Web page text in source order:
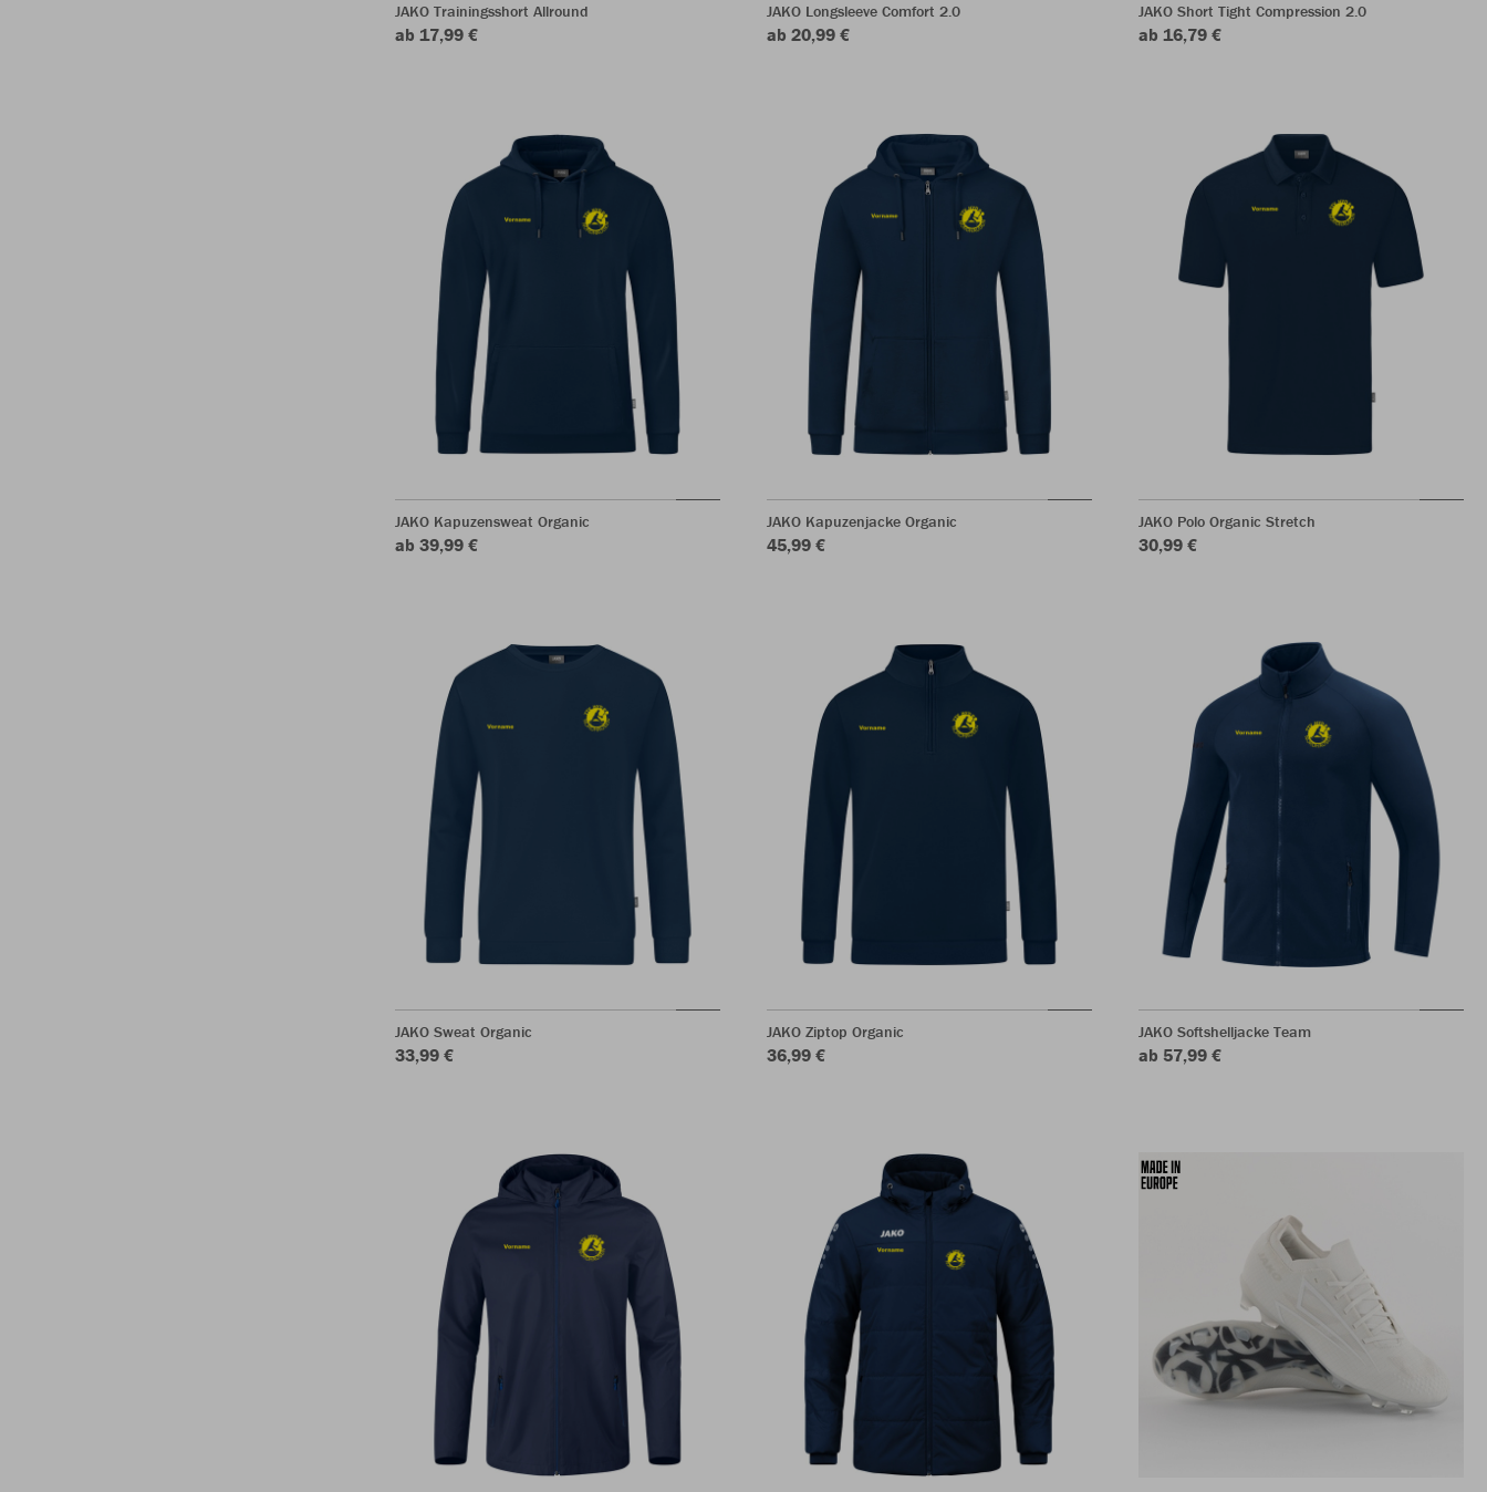
JAKO Trainingsshort Allround
ab 17,99 €
JAKO Longsleeve Comfort 2.0
ab 20,99 €
JAKO Short Tight Compression 2.0
ab 16,79 €
JAKO Kapuzensweat Organic
ab 39,99 €
JAKO Kapuzenjacke Organic
45,99 €
JAKO Polo Organic Stretch
30,99 €
JAKO Sweat Organic
33,99 €
JAKO Ziptop Organic
36,99 €
JAKO Softshelljacke Team
ab 57,99 €